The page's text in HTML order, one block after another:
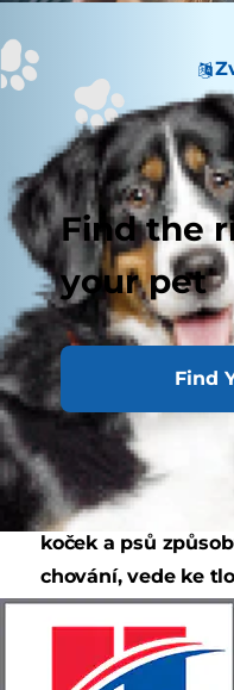
Find the
your pet
Find
Když slyšíte, jak
psů, je jasné, že
starosti. Možná
koček a psů
chování, vede ke
změny v jejich
inkontinenci.
podívat a zjistit,